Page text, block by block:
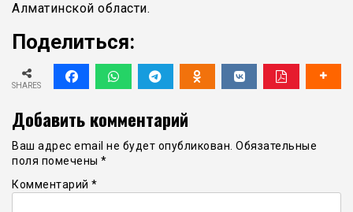
Алматинской области.
Поделиться:
SHARES
Добавить комментарий
Ваш адрес email не будет опубликован. Обязательные
поля помечены *
Комментарий *